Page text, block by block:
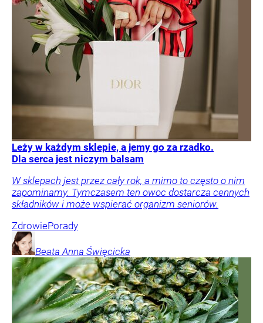
Leży w każdym sklepie, a jemy go za rzadko.
Dla serca jest niczym balsam
W sklepach jest przez cały rok, a mimo to często o nim
zapominamy. Tymczasem ten owoc dostarcza cennych
składników i może wspierać organizm seniorów.
ZdrowiePorady
Beata Anna Święcicka